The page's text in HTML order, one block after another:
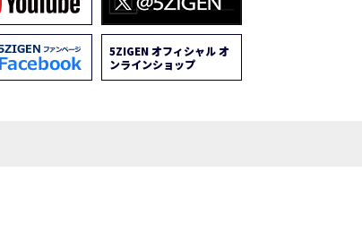
5ZIGEN オフィシャル オ
ンラインショップ